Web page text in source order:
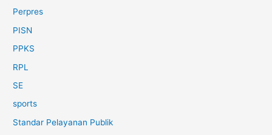
Perpres
PISN
PPKS
RPL
SE
sports
Standar Pelayanan Publik